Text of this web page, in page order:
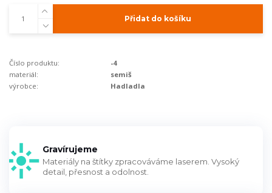
Přidat do košíku
Číslo produktu:
-4
materiál:
semiš
výrobce:
Hadladla
Gravírujeme
Materiály na štítky zpracováváme laserem. Vysoký
detail, přesnost a odolnost.